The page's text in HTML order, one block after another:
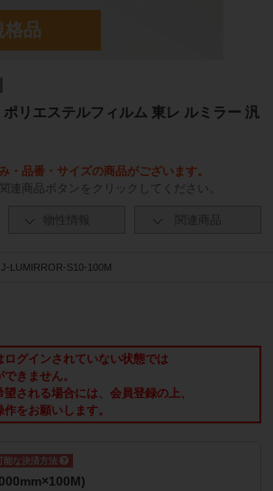
ポリエステルフィルム 東レ ルミラー 汎
・品番・サイズの商品がございます。
連商品ボタンをクリックしてください。
物性情報 関連商品
J-LUMIRROR-S10-100M
グインされていない状態では
きません。
される場合には、会員登録の上、
をお願いします。